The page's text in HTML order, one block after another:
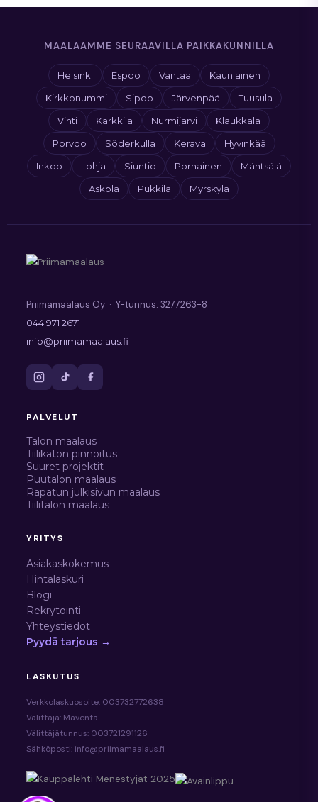
MAALAAMME SEURAAVILLA PAIKKAKUNNILLA
Helsinki Espoo Vantaa
Kauniainen
Kirkkonummi
Sipoo Järvenpää
Tuusula
Vihti
Karkkila Nurmijärvi
Klaukkala
Porvoo
Söderkulla Kerava
Hyvinkää
Inkoo
Lohja Siuntio Pornainen
Mäntsälä
Askola
Pukkila Myrskylä
Priimamaalaus Oy · Y-tunnus: 3277263-8
044 971 2671
info@priimamaalaus.fi
PALVELUT
Talon maalaus
Tiilikaton pinnoitus
Suuret projektit
Puutalon maalaus
Rapatun julkisivun maalaus
Tiilitalon maalaus
YRITYS
Asiakaskokemus
Hintalaskuri
Blogi
Rekrytointi
Yhteystiedot
Pyydä tarjous →
LASKUTUS
Verkkolaskuosoite: 003732772638
Välittäjä: Maventa
Välittäjätunnus: 003721291126
Sähköposti: info@priimamaalaus.fi